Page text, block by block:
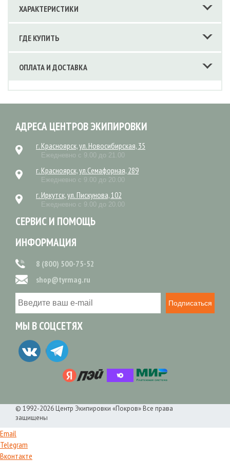
ХАРАКТЕРИСТИКИ
ГДЕ КУПИТЬ
ОПЛАТА И ДОСТАВКА
АДРЕСА ЦЕНТРОВ ЭКИПИРОВКИ
г. Красноярск, ул. Новосибирская, 35
Ежедневно с 9.00 до 21.00
г. Красноярск, ул.Семафорная, 289
Ежедневно с 9.00 до 20.00
г. Иркутск, ул. Пискунова, 102
Ежедневно с 9.00 до 20.00
СЕРВИС И ПОМОЩЬ
ИНФОРМАЦИЯ
8 (800) 500-75-52
shop@tyrmag.ru
Подписаться
МЫ В СОЦСЕТЯХ
© 1992-2026 Центр Экипировки «Покров» Все права
защищены
Email
Telegram
Вконтакте